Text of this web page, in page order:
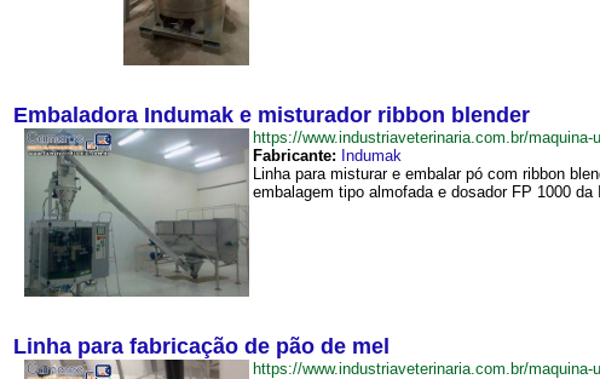
Embaladora Indumak e misturador ribbon blender
https://www.industriaveterinaria.com.br/
Fabricante: Indumak
Linha para misturar e embalar pó com ribbon
embalagem tipo almofada e dosador FP 1000
Linha para fabricação de pão de mel
https://www.industriaveterinaria.com.br/